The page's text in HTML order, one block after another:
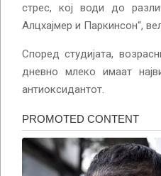
стрес, кој води до
Алцхајмер и Паркинсон“,
Според студијата,
дневно млеко имаат
антиоксидантот.